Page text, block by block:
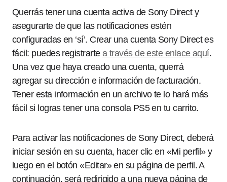
Querrás tener una cuenta activa de Sony Direct y
asegurarte de que las notificaciones estén
configuradas en ‘sí’. Crear una cuenta Sony Direct es
fácil: puedes registrarte a través de este enlace aquí.
Una vez que haya creado una cuenta, querrá
agregar su dirección e información de facturación.
Tener esta información en un archivo te lo hará más
fácil si logras tener una consola PS5 en tu carrito.
Para activar las notificaciones de Sony Direct, deberá
iniciar sesión en su cuenta, hacer clic en «Mi perfil» y
luego en el botón «Editar» en su página de perfil. A
continuación, será redirigido a una nueva página de